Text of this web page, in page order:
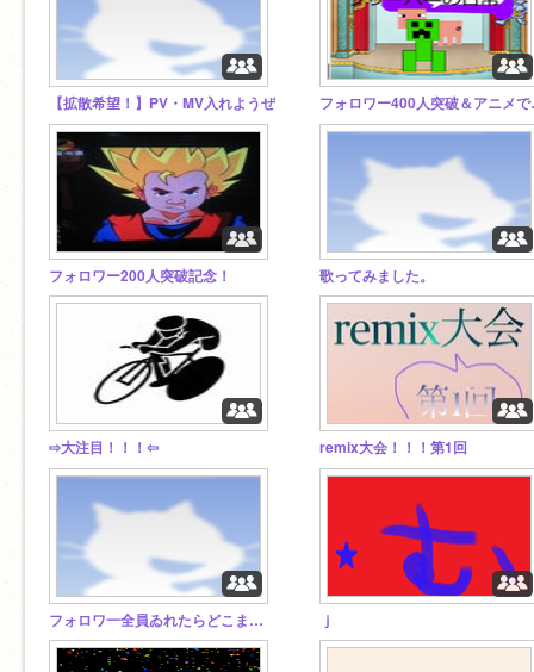
【拡散希望！】PV・MV入れようぜ フォロワー400
フォロワー200人突破記念！ 歌ってみました。
⇨大注目！！！⇦ remix大会！！！第1回
フォロワ一全員ゐれたらどこまで人がふゑるか ｊ